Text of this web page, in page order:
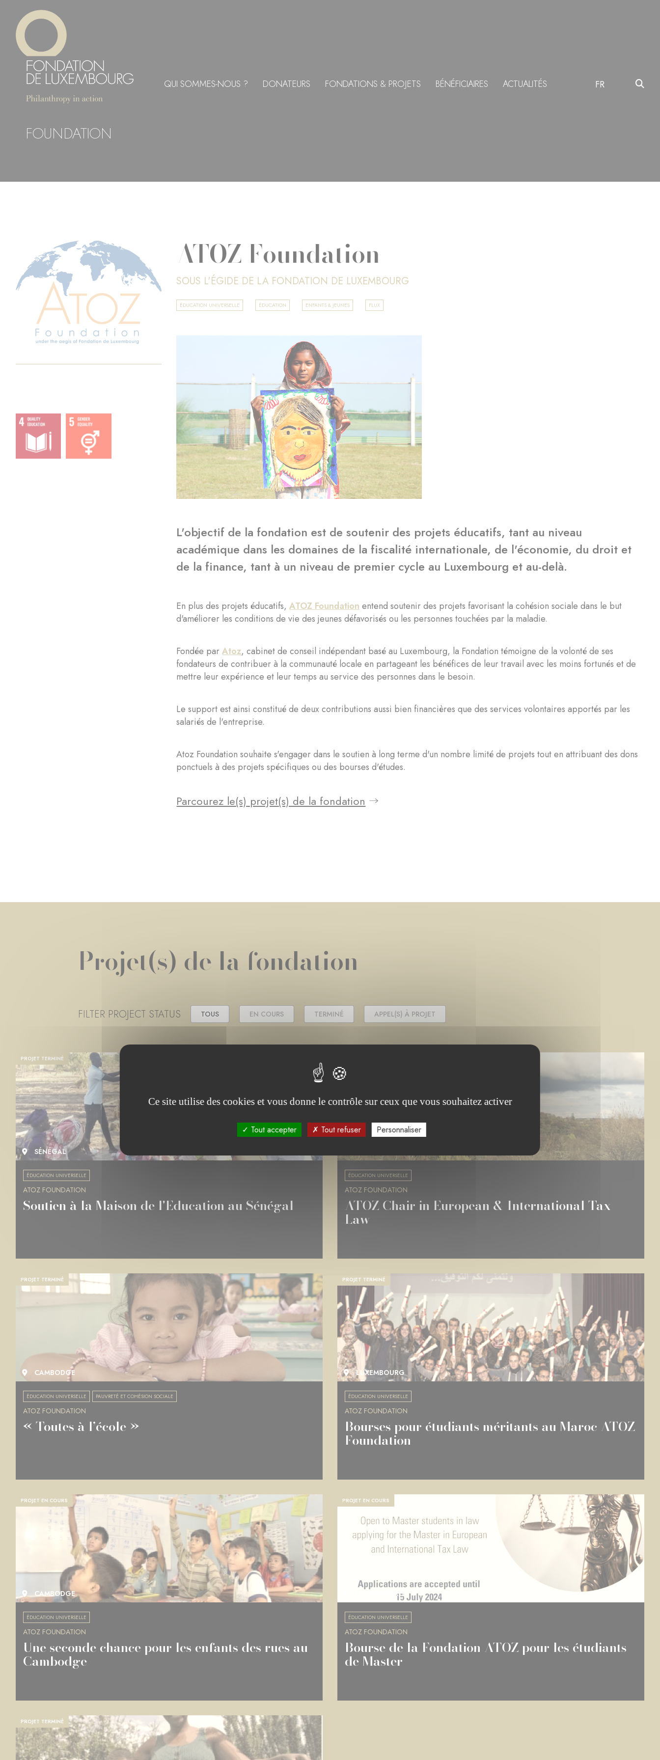
contenu
principal
QUI SOMMES-NOUS ? DONATEURS FONDATIONS & PROJETS BÉNÉFICIAIRES ACTUALITÉS FR
FOUNDATION
ATOZ Foundation
SOUS L'ÉGIDE DE LA FONDATION DE LUXEMBOURG
ÉDUCATION UNIVERSELLE ÉDUCATION ENFANTS & JEUNES FLUX
L'objectif de la fondation est de soutenir des projets éducatifs, tant au niveau
académique dans les domaines de la fiscalité internationale, de l'économie, du droit et
de la finance, tant à un niveau de premier cycle au Luxembourg et au-delà.
En plus des projets éducatifs,ATOZ Foundation entend soutenir des projets favorisant la cohésion sociale dans le but
d'améliorer les conditions de vie des jeunes défavorisés ou les personnes touchées par la maladie.
Fondée parAtoz, cabinet de conseil indépendant basé au Luxembourg, la Fondation témoigne de la volonté de ses
fondateurs de contribuer à la communauté locale en partageant les bénéfices de leur travail avec les moins fortunés et de
mettre leur expérience et leur temps au service des personnes dans le besoin.
Le support est ainsi constitué de deux contributions aussi bien financières que des services volontaires apportés par les
salariés de l'entreprise.
Atoz Foundation souhaite s'engager dans le soutien à long terme d'un nombre limité de projets tout en attribuant des dons
ponctuels à des projets spécifiques ou des bourses d'études.
Parcourez le(s) projet(s) de la fondation
Projet(s) de la fondation
FILTER PROJECT STATUS TOUS EN COURS TERMINÉ APPEL(S) À PROJET
PROJET TERMINÉ
SÉNÉGAL
ÉDUCATION UNIVERSELLE
ATOZ FOUNDATION
Soutien à la Maison de l'Education au Sénégal
ÉDUCATION UNIVERSELLE
ATOZ FOUNDATION
ATOZ Chair in European & International Tax
Law
PROJET TERMINÉ
CAMBODGE
ÉDUCATION UNIVERSELLE PAUVRETÉ ET COHÉSION SOCIALE
ATOZ FOUNDATION
« Toutes à l’école »
PROJET TERMINÉ
LUXEMBOURG
ÉDUCATION UNIVERSELLE
ATOZ FOUNDATION
Bourses pour étudiants méritants au Maroc ATOZ
Foundation
PROJET EN COURS
CAMBODGE
ÉDUCATION UNIVERSELLE
ATOZ FOUNDATION
Une seconde chance pour les enfants des rues au
Cambodge
PROJET EN COURS
LUXEMBOURG
ÉDUCATION UNIVERSELLE
ATOZ FOUNDATION
Bourse de la Fondation ATOZ pour les étudiants
de Master
PROJET TERMINÉ
Ce site utilise des cookies et vous donne le contrôle sur ceux que vous souhaitez activer
Tout accepter Tout refuser Personnaliser